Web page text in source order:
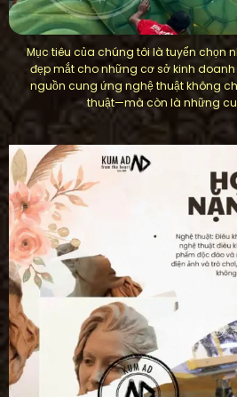
Mục tiêu của chúng tôi là tuyển chọn
đẹp mắt cho những cơ sở kinh
nguồn cung ứng nghệ thuật không
thuật—mà còn là những